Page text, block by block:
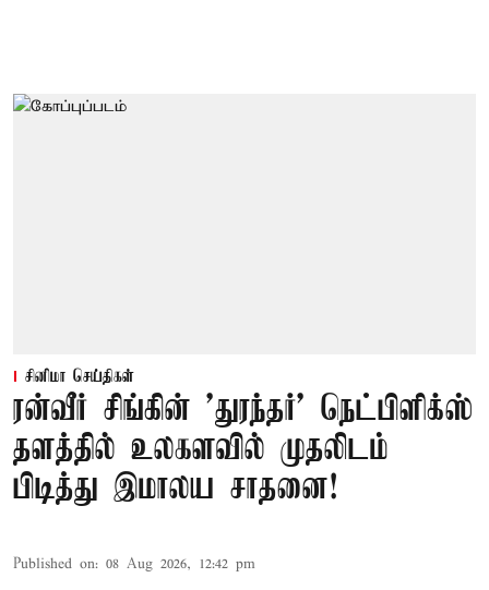
சினிமா செய்திகள்
ரன்வீர் சிங்கின் 'துரந்தர்' நெட்பிளிக்ஸ்
தளத்தில் உலகளவில் முதலிடம்
பிடித்து இமாலய சாதனை!
Published on: 08 Aug 2026, 12:42 pm